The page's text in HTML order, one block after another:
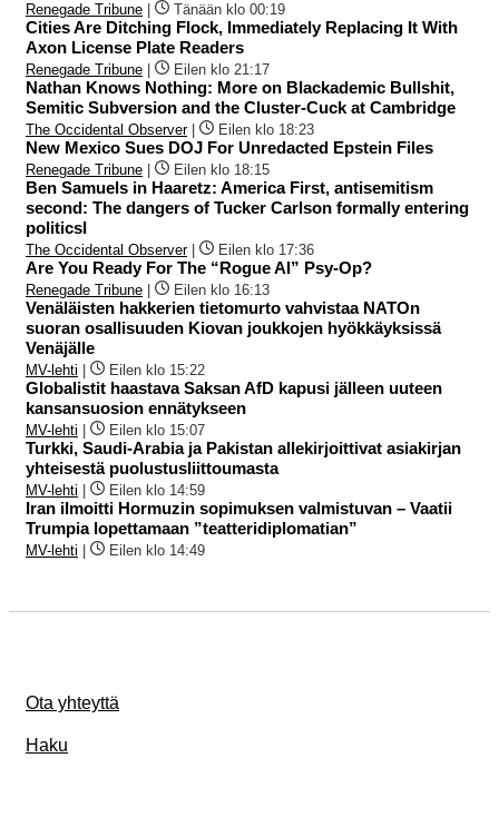
Renegade Tribune Tänään klo 00:19
Cities Are Ditching Flock, Immediately Replacing It With
Axon License Plate Readers
Renegade Tribune Eilen klo 21:17
Nathan Knows Nothing: More on Blackademic Bullshit,
Semitic Subversion and the Cluster-Cuck at Cambridge
The Occidental Observer| Eilen klo 18:23
New Mexico Sues DOJ For Unredacted Epstein Files
Renegade Tribune Eilen klo 18:15
Ben Samuels in Haaretz: America First, antisemitism
second: The dangers of Tucker Carlson formally entering
politicsI
The Occidental Observer| Eilen klo 17:36
Are You Ready For The “Rogue AI” Psy-Op?
Renegade Tribune Eilen klo 16:13
Venäläisten hakkerien tietomurto vahvistaa NATOn
suoran osallisuuden Kiovan joukkojen hyökkäyksissä
Venäjälle
MV-lehti Eilen klo 15:22
Globalistit haastava Saksan AfD kapusi jälleen uuteen
kansansuosion ennätykseen
MV-lehti Eilen klo 15:07
Turkki, Saudi-Arabia ja Pakistan allekirjoittivat asiakirjan
yhteisestä puolustusliittoumasta
MV-lehti Eilen klo 14:59
Iran ilmoitti Hormuzin sopimuksen valmistuvan – Vaatii
Trumpia lopettamaan ”teatteridiplomatian”
MV-lehti Eilen klo 14:49
Ota yhteyttä
Haku